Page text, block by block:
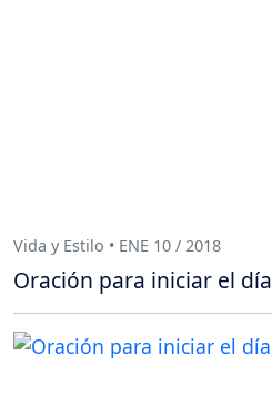
Vida y Estilo • ENE 10 / 2018
Oración para iniciar el día